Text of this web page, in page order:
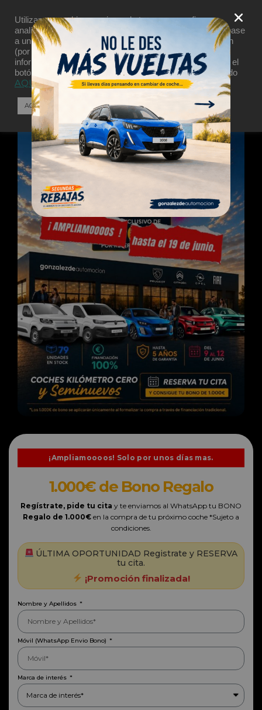
¡Ampliamoooos! Solo por unos días mas.
1.000€ de Bono Regalo
Regístrate, pide tu cita y te enviamos al WhatsApp tu BONO
Regalo de 1.000€ en la compra de tu próximo coche *Sujeto a
condiciones.
ÚLTIMA OPORTUNIDAD Registrate y RESERVA
tu cita.
¡Promoción finalizada!
Nombre y Apellidos
Móvil (WhatsApp Envio Bono)
Marca de interés
Utilizamos cookies propias y de terceros para fines
analíticos y para mostrarte publicidad personalizada en base
a un perfil elaborado a partir de tus hábitos de navegación
(por ejemplo, páginas visitadas). ClicaAQUÍpara más
información. Puedes aceptar todas las cookies pulsando el
botón “Aceptar” o configurarlas o rechazar su uso clicando
AQUÍ
ACEPTAR COOKIES